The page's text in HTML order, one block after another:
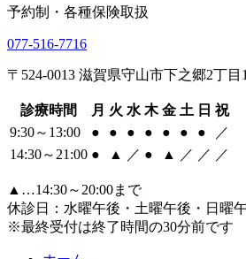
予約制・各種保険取扱
077-516-7716
〒524-0013 滋賀県守山市下之郷2丁目
診療時間 月 火 水 木 金 土 日 祝
9:30～13:00
● ● ● ● ● ● ●
／
14:30～21:00 ● ▲ ／ ● ▲ ／ ／ ／
▲…14:30～20:00まで
休診日：水曜午後・土曜午後・日曜
※最終受付は終了時間の30分前です